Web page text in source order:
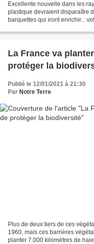
Excellente nouvelle dans les
plastique devraient disparaître
barquettes qui iront enrichir...
La France va
protéger la
Publié le 12/01/2021 à 21:30
Par Notre Terre
Plus de deux tiers de ces
1960, mais ces barrières
planter 7.000 kilomètres de